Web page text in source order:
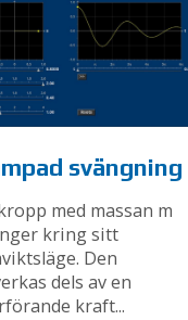
svängning
med massan m
kring sitt
Den
dels av en
kraft...